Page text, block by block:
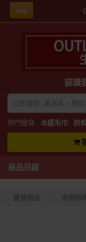
Eng
認識
熱門搜尋 : 冰感毛巾 防
商品目錄
露營用品 夜間照